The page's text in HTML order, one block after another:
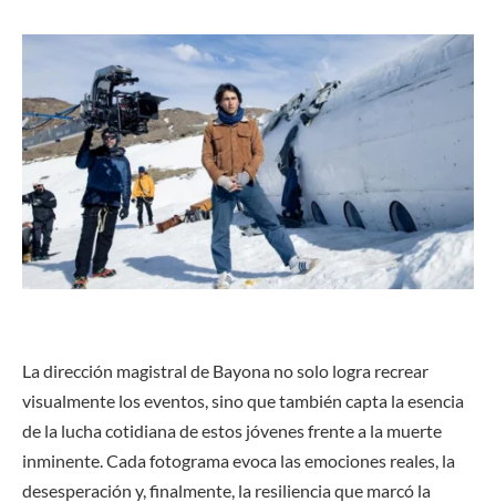
La dirección magistral de Bayona no solo logra recrear
visualmente los eventos, sino que también capta la esencia
de la lucha cotidiana de estos jóvenes frente a la muerte
inminente. Cada fotograma evoca las emociones reales, la
desesperación y, finalmente, la resiliencia que marcó la